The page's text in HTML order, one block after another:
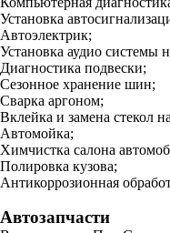
Установка
Автоэлектрик;
Установка аудио системы
Диагностика подвески;
Сезонное хранение шин;
Сварка аргоном;
Вклейка и замена стекол
Автомойка;
Химчистка салона
Полировка кузова;
Антикоррозионная
Автозапчасти